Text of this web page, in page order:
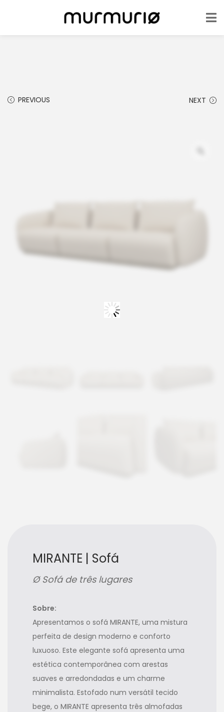
PREVIOUS NEXT
MIRANTE | Sofá
Ø Sofá de três lugares
Sobre:
Apresentamos o sofá MIRANTE, uma mistura
perfeita de design moderno e conforto
luxuoso. Este elegante sofá apresenta uma
estética contemporânea com arestas
suaves e arredondadas e um charme
minimalista. Estofado num versátil tecido
bege, o MIRANTE apresenta três almofadas